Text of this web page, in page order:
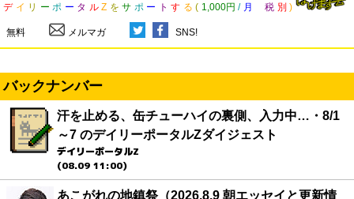
デ イ リ ー ポ ー タ ル Z を サ ポ ー ト す る ( 1,000円 / 月 税 別 )
無料 メルマガ SNS!
バックナンバー
汗を止める、缶チューハイの裏側、入力中…・8/1
～7 のデイリーポータルZダイジェスト
デイリーポータルZ
(08.09 11:00)
あこがれの地鎮祭（2026.8.9 朝エッセイと更新情